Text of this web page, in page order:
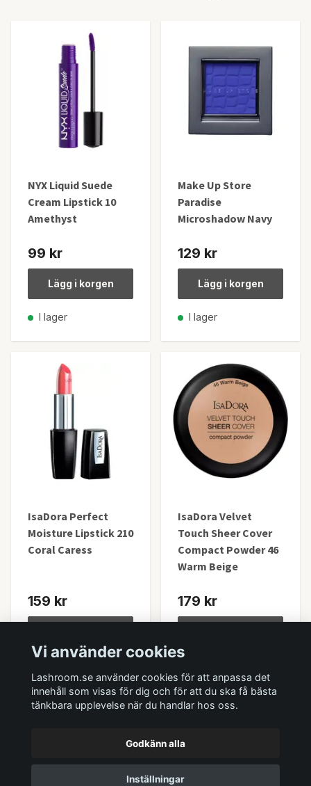
NYX Liquid Suede
Cream Lipstick 10
Amethyst
99 kr
Lägg i korgen
I lager
Make Up Store
Paradise
Microshadow Navy
129 kr
Lägg i korgen
I lager
IsaDora Perfect
Moisture Lipstick 210
Coral Caress
159 kr
IsaDora Velvet
Touch Sheer Cover
Compact Powder 46
Warm Beige
179 kr
Vi använder cookies
Lashroom.se använder cookies för att anpassa det
innehåll som visas för dig och för att du ska få bästa
tänkbara upplevelse när du handlar hos oss.
Godkänn alla
Inställningar